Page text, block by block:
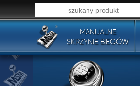
Wszystkie typy produktów!
MANUALNE
SKRZYNIE BIEGÓW